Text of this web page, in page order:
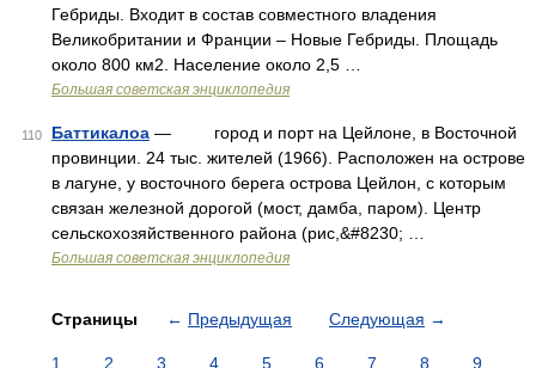
Гебриды. Входит в состав совместного владения
Великобритании и Франции ‒ Новые Гебриды. Площадь
около 800 км2. Население около 2,5 …
Большая советская энциклопедия
110 Баттикалоа — город и порт на Цейлоне, в Восточной
провинции. 24 тыс. жителей (1966). Расположен на острове
в лагуне, у восточного берега острова Цейлон, с которым
связан железной дорогой (мост, дамба, паром). Центр
сельскохозяйственного района (рис,&#8230; …
Большая советская энциклопедия
Страницы ← Предыдущая Следующая →
1 2 3 4 5 6 7 8
9